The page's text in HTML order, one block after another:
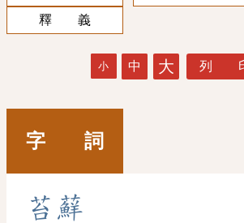
釋 義
小 中 大 列
字 詞
苔 蘚